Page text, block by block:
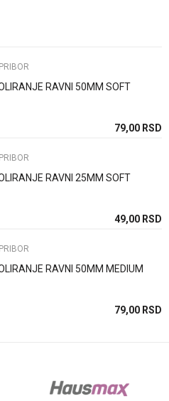
je 9 - 4 :
RAVNI 50MM SOFT
79,00 RSD
RAVNI 25MM SOFT
49,00 RSD
RAVNI 50MM MEDIUM
79,00 RSD